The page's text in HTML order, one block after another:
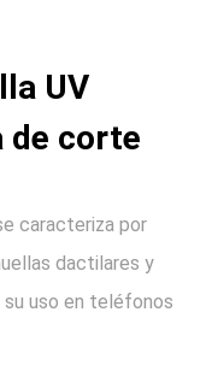
UV
de corte
caracteriza por
dactilares y
su uso en teléfonos